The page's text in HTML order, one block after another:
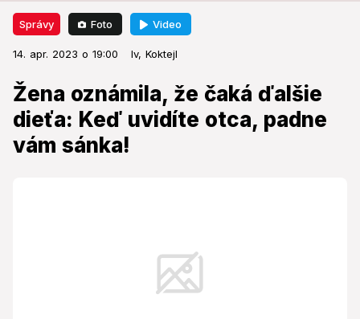
Správy Foto Video
14. apr. 2023 o 19:00 lv, Koktejl
Žena oznámila, že čaká ďalšie
dieťa: Keď uvidíte otca, padne
vám sánka!
Správy 14. apr. 2023 o 19:00
Žena oznámila, že čaká ďalšie
dieťa: Keď uvidíte otca, padne
vám sánka!
Bizarný pár sa podelil o radostnú novinu.